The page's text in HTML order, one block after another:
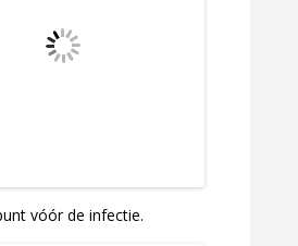
vóór de infectie.